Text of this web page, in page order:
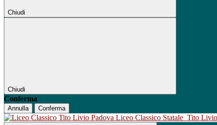
Chiudi
Chiudi
Conferma
Annulla Conferma
Liceo Classico Statale Tito Livio